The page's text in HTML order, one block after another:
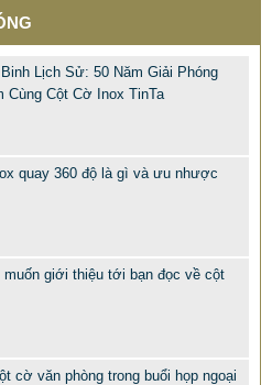
– ĐỘC LẠ, SANG TRỌNG -
HỘP BÚT CAO CẤP
Lịch Sử: 50 Năm Giải Phóng
Cùng Cột Cờ Inox TinTa
quay 360 độ là gì và ưu nhược
muốn giới thiệu tới bạn đọc về cột
cờ văn phòng trong buổi họp ngoại